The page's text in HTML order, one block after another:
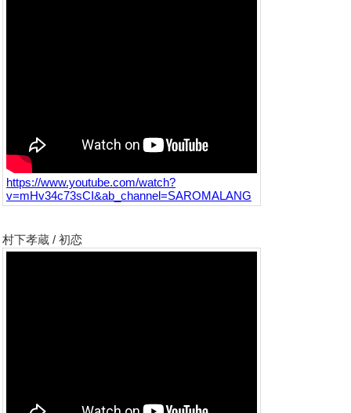
https://www.youtube.com/watch?
v=mHv34c73sCI&ab_channel=SAROMALANG
村下孝蔵 / 初恋